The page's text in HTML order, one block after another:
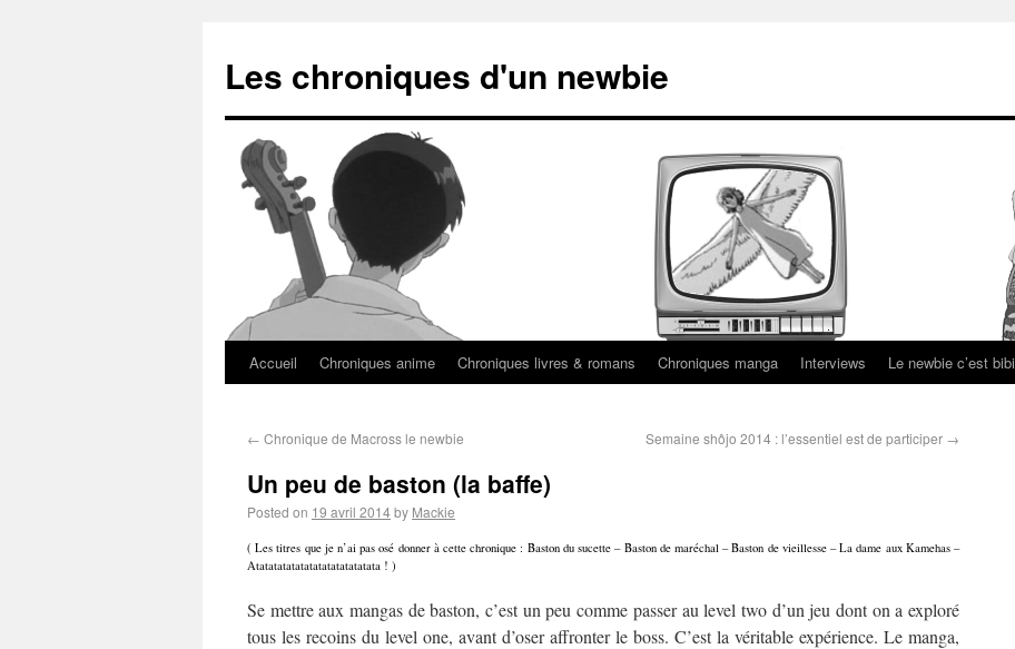
Les chroniques d'un newbie
Accueil Chroniques anime Chroniques livres & romans Chroniques manga Interviews Le newbie c’est bibi
← Chronique de Macross le newbie Semaine shôjo 2014 : l’essentiel est de participer →
Un peu de baston (la baffe)
Posted on 19 avril 2014by Mackie
( Les titres que je n’ai pas osé donner à cette chronique : Baston du sucette – Baston de maréchal – Baston de vieillesse – La dame aux Kamehas –
Atatatatatatatatatatatatatata ! )
Se mettre aux mangas de baston, c’est un peu comme passer au level two d’un jeu dont on a exploré
tous les recoins du level one, avant d’oser affronter le boss. C’est la véritable expérience. Le manga,